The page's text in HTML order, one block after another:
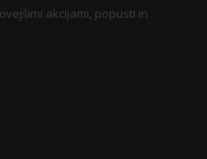
akcijami, popusti in